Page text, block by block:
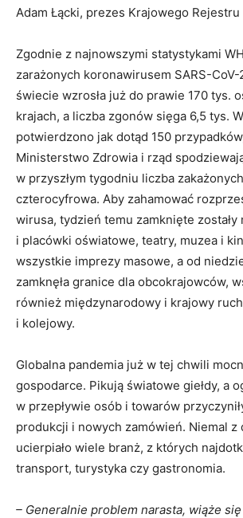
Adam Łącki, prezes Krajowego Rejestru
Zgodnie z najnowszymi statystykami
zarażonych koronawirusem SARS-CoV-
świecie wzrosła już do prawie 170 tys.
krajach, a liczba zgonów sięga 6,5 tys.
potwierdzono jak dotąd 150
Ministerstwo Zdrowia i rząd
w przyszłym tygodniu liczba
czterocyfrowa. Aby zahamować
wirusa, tydzień temu zamknięte zostały
i placówki oświatowe, teatry, muzea i
wszystkie imprezy masowe, a od
zamknęła granice dla obcokrajowców,
również międzynarodowy i krajowy
i kolejowy.
Globalna pandemia już w tej chwili
gospodarce. Pikują światowe giełdy, a
w przepływie osób i towarów
produkcji i nowych zamówień. Niemal z
ucierpiało wiele branż, z których
transport, turystyka czy gastronomia.
– Generalnie problem narasta, wiąże